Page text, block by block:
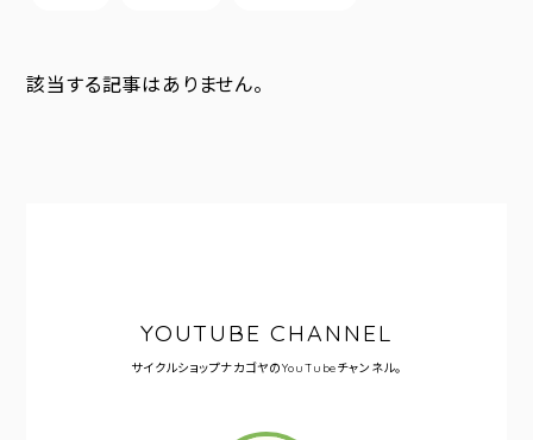
該当する記事はありません。
YOUTUBE CHANNEL
サイクルショップナカゴヤのYouTubeチャンネル。